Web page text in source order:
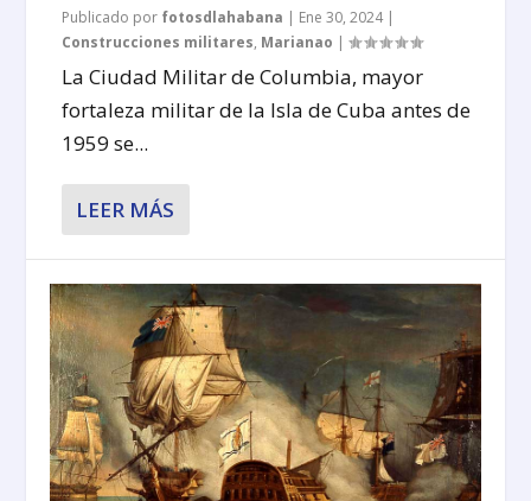
Publicado por fotosdlahabana | Ene 30, 2024|
Construcciones militares, Marianao |
La Ciudad Militar de Columbia, mayor
fortaleza militar de la Isla de Cuba antes de
1959 se...
LEER MÁS